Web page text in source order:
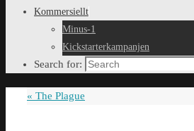
Kommersiellt
Minus-1
Kickstarterkampanjen
Search for:
« The Plague